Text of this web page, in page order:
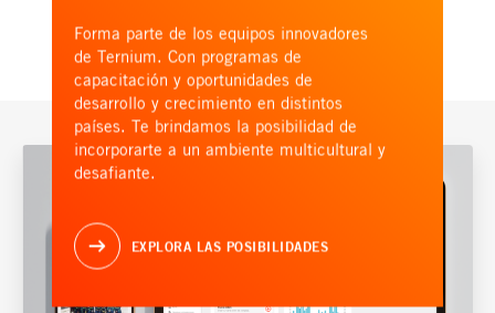
Forma parte de los equipos innovadores
de Ternium. Con programas de
capacitación y oportunidades de
desarrollo y crecimiento en distintos
países. Te brindamos la posibilidad de
incorporarte a un ambiente multicultural y
desafiante.
EXPLORA LAS POSIBILIDADES